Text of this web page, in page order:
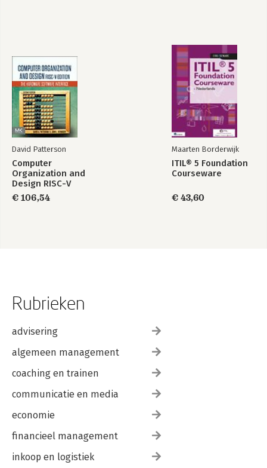
David Patterson
Computer
Organization and
Design RISC-V
Edition
€ 106,54
Maarten Borderwijk
ITIL® 5 Foundation
Courseware
€ 43,60
Rubrieken
advisering
algemeen management
coaching en trainen
communicatie en media
economie
financieel management
inkoop en logistiek